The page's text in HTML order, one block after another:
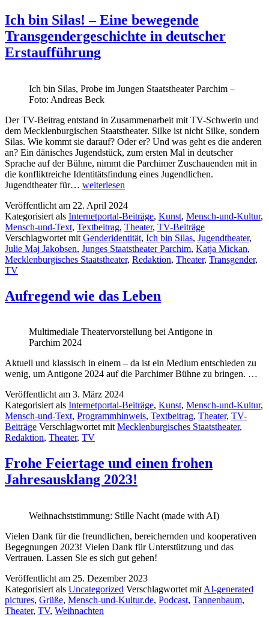
Ich bin Silas! – Eine bewegende
Transgendergeschichte in deutscher
Erstaufführung
Ich bin Silas, Probe im Jungen Staatstheater Parchim –
Foto: Andreas Beck
Der TV-Beitrag entstand in Zusammenarbeit mit TV-Schwerin und
dem Mecklenburgischen Staatstheater. Silke ist nicht Silke, sondern
Silas. Wie kommt sie darauf? Oder er? Und was geht es die anderen
an? Ein dänisches Jugendstück, zum ersten Mal in deutscher
Sprache auf der Bühne, nimmt die Parchimer Zuschauenden mit in
die konfliktreiche Identitätsfindung eines Jugendlichen.
Jugendtheater für… Ich
Silas!
–
Eine
bewegende
Transgendergeschichte
in
weiterlesen
Veröffentlicht am 22. April 2024
Kategorisiert als Internetportal-Beiträge, Kunst, Mensch-und-Kultur,
Mensch-und-Text, Textbeitrag, Theater, TV-Beiträge
Verschlagwortet mit Genderidentität, Ich bin Silas, Jugendtheater,
Julie Maj Jakobsen, Junges Staatstheater Parchim, Katja Mickan,
Mecklenburgisches Staatstheater, Redaktion, Theater, Transgender,
TV
Aufregend wie das Leben
Multimediale Theatervorstellung bei Antigone in
Parchim 2024
Aktuell und klassisch in einem – da ist ein Medium entschieden zu
wenig, um Antigone 2024 auf die Parchimer Bühne zu bringen. …
Veröffentlicht am 3. März 2024
Kategorisiert als Internetportal-Beiträge, Kunst, Mensch-und-Kultur,
Mensch-und-Text, Programmhinweis, Textbeitrag, Theater, TV-
Beiträge Verschlagwortet mitMecklenburgisches Staatstheater,
Redaktion, Theater, TV
Frohe Feiertage und einen frohen
Jahresausklang 2023!
Weihnachststimmung: Stille Nacht (made with AI)
Vielen Dank für die freundlichen, bereichernden und kooperativen
Begegnungen 2023! Vielen Dank für Unterstützung und das
Vertrauen. Lassen Sie es sich gut gehen!
Veröffentlicht am 25. Dezember 2023
Kategorisiert als Uncategorized Verschlagwortet mit AI-generated
pictures, Grüße, Mensch-und-Kultur.de, Podcast, Tannenbaum,
Theater, TV, Weihnachten